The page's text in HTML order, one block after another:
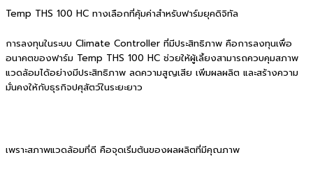
Temp THS 100 HC ทางเลือกที่คุ้มค่าสำหรับฟาร์มยุคดิจิทัล
การลงทุนในระบบ Climate Controller ที่มีประสิทธิภาพ คือการลงทุนเพื่อ
อนาคตของฟาร์ม Temp THS 100 HC ช่วยให้ผู้เลี้ยงสามารถควบคุมสภาพ
แวดล้อมได้อย่างมีประสิทธิภาพ ลดความสูญเสีย เพิ่มผลผลิต และสร้างความ
มั่นคงให้กับธุรกิจปศุสัตว์ในระยะยาว
เพราะสภาพแวดล้อมที่ดี คือจุดเริ่มต้นของผลผลิตที่มีคุณภาพ